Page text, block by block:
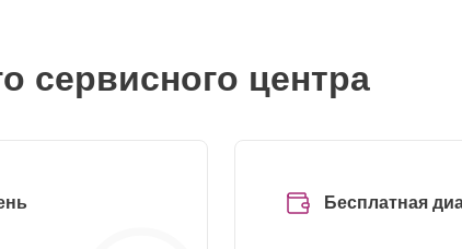
сервисного центра
Бесплатная